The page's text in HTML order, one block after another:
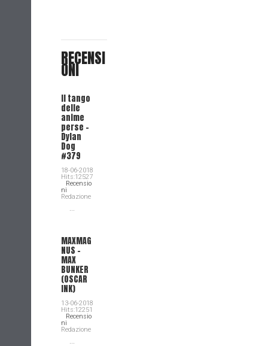
RECENSI
ONI
Il tango
delle
anime
perse -
Dylan
Dog
#379
18-06-2018
Hits:12527
Recensio
ni
Redazione
...
MAXMAG
NUS –
MAX
BUNKER
(OSCAR
INK)
13-06-2018
Hits:12251
Recensio
ni
Redazione
...